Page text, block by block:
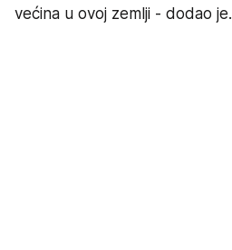
većina u ovoj zemlji - dodao je.